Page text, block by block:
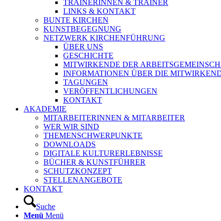
TRAINERINNEN & TRAINER
LINKS & KONTAKT
BUNTE KIRCHEN
KUNSTBEGEGNUNG
NETZWERK KIRCHENFÜHRUNG
ÜBER UNS
GESCHICHTE
MITWIRKENDE DER
INFORMATIONEN ÜBER DIE
TAGUNGEN
VERÖFFENTLICHUNGEN
KONTAKT
AKADEMIE
MITARBEITERINNEN & MITARBEITER
WER WIR SIND
THEMENSCHWERPUNKTE
DOWNLOADS
DIGITALE KULTURERLEBNISSE
BÜCHER & KUNSTFÜHRER
SCHUTZKONZEPT
STELLENANGEBOTE
KONTAKT
Suche
Menü Menü